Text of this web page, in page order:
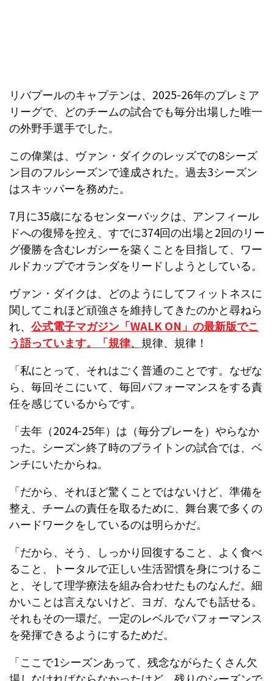
リバプールのキャプテンは、2025-26年のプレミア
リーグで、どのチームの試合でも毎分出場した唯一
の外野手選手でした。
この偉業は、ヴァン・ダイクのレッズでの8シーズ
ン目のフルシーズンで達成された。過去3シーズン
はスキッパーを務めた。
7月に35歳になるセンターバックは、アンフィール
ドへの復帰を控え、すでに374回の出場と2回のリー
グ優勝を含むレガシーを築くことを目指して、ワー
ルドカップでオランダをリードしようとしている。
ヴァン・ダイクは、どのようにしてフィットネスに
関してこれほど頑強さを維持してきたのかと尋ねら
れ、 公式電子マガジン「WALK ON」の最新版でこ
う語っています。「規律、 規律、規律！
「私にとって、それはごく普通のことです。なぜな
ら、毎回そこにいて、毎回パフォーマンスをする責
任を感じているからです。
「去年（2024-25年）は（毎分プレーを）やらなか
った。シーズン終了時のブライトンの試合では、ベ
ンチにいたからね。
「だから、それほど驚くことではないけど、準備を
整え、チームの責任を取るために、舞台裏で多くの
ハードワークをしているのは明らかだ。
「だから、そう、しっかり回復すること、よく食べ
ること、トータルで正しい生活習慣を身につけるこ
と、そして理学療法を組み合わせたものなんだ。細
かいことは言えないけど、ヨガ、なんでも話せる。
それもその一環だ。一定のレベルでパフォーマンス
を発揮できるようにするためだ。
「ここで1シーズンあって、残念ながらたくさん欠